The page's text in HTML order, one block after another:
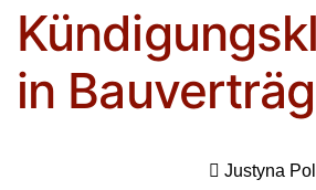
in
Justyna